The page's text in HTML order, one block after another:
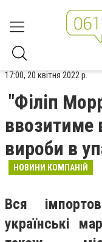
17:00, 20 квітня 2022 р.
"Філіп
ввозитиме
вироби в
НОВИНИ КОМПАНІЙ
Вся
українські